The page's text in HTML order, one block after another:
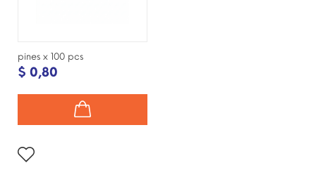
pines x 100 pcs
$ 0,80